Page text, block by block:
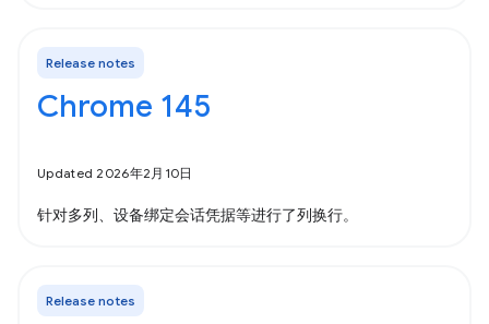
Release notes
Chrome 145
Updated 2026年2月10日
针对多列、设备绑定会话凭据等进行了列换行。
Release notes